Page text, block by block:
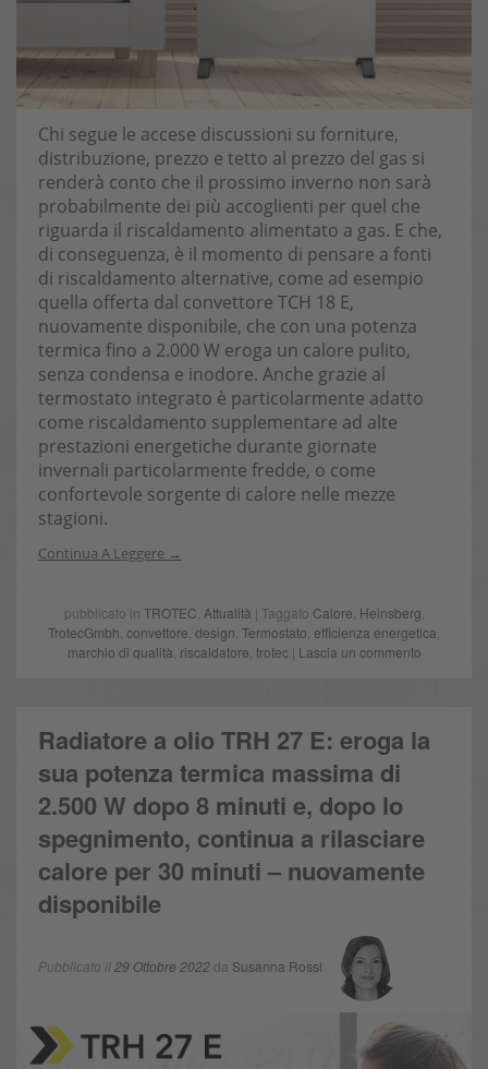
Chi segue le accese discussioni su forniture,
distribuzione, prezzo e tetto al prezzo del gas si
renderà conto che il prossimo inverno non sarà
probabilmente dei più accoglienti per quel che
riguarda il riscaldamento alimentato a gas. E che,
di conseguenza, è il momento di pensare a fonti
di riscaldamento alternative, come ad esempio
quella offerta dal convettore TCH 18 E,
nuovamente disponibile, che con una potenza
termica fino a 2.000 W eroga un calore pulito,
senza condensa e inodore. Anche grazie al
termostato integrato è particolarmente adatto
come riscaldamento supplementare ad alte
prestazioni energetiche durante giornate
invernali particolarmente fredde, o come
confortevole sorgente di calore nelle mezze
stagioni.
Continua A Leggere
pubblicato in TROTEC Attualità | Taggato Calore Heinsberg
TrotecGmbh convettore design. Termostato efficienza energetica
marchio di qualità riscaldatore trotec| Lascia un commento
Radiatore a olio TRH 27 E: eroga la
sua potenza termica massima di
2.500 W dopo 8 minuti e, dopo lo
spegnimento, continua a rilasciare
calore per 30 minuti – nuovamente
disponibile
Pubblicato il29 Ottobre 2022da Susanna Rossi